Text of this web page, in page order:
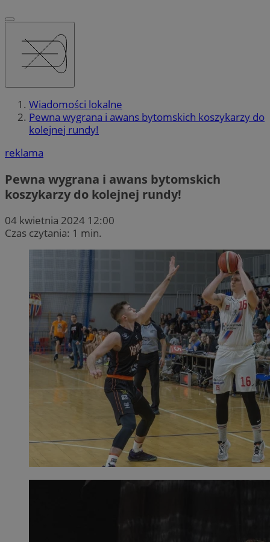
Wiadomości lokalne
Pewna wygrana i awans bytomskich koszykarzy do
kolejnej rundy!
reklama
Pewna wygrana i awans bytomskich
koszykarzy do kolejnej rundy!
04 kwietnia 2024 12:00
Czas czytania: 1 min.